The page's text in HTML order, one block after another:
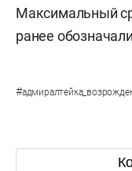
Максимальный
ранее
#